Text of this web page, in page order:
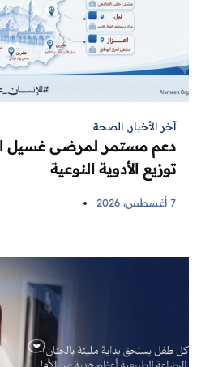
آخر الأخبار, الصحة
دعم مستمر لمرضى غسيل
توزيع الأدوية النوعية
7 أغسطس، 2026